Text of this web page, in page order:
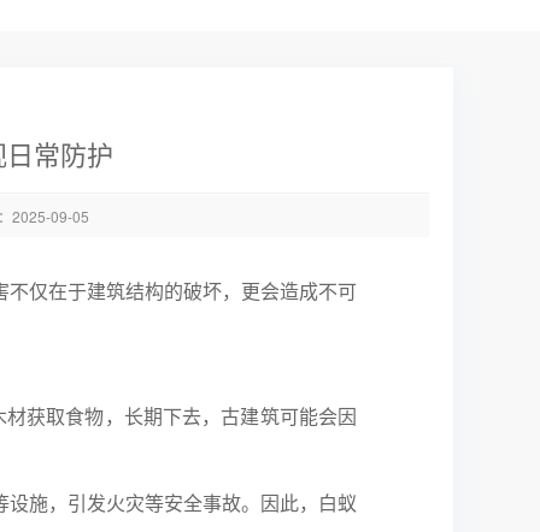
常防护
2025-09-05
仅在于建筑结构的破坏，更会造成不可
获取食物，长期下去，古建筑可能会因
施，引发火灾等安全事故。因此，白蚁